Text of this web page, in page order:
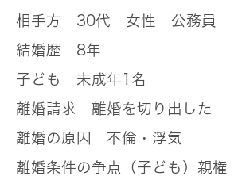
相手方 30代 女性 公務員
結婚歴 8年
子ども 未成年1名
離婚請求 離婚を切り出した
離婚の原因 不倫・浮気
離婚条件の争点（子ども） 親権